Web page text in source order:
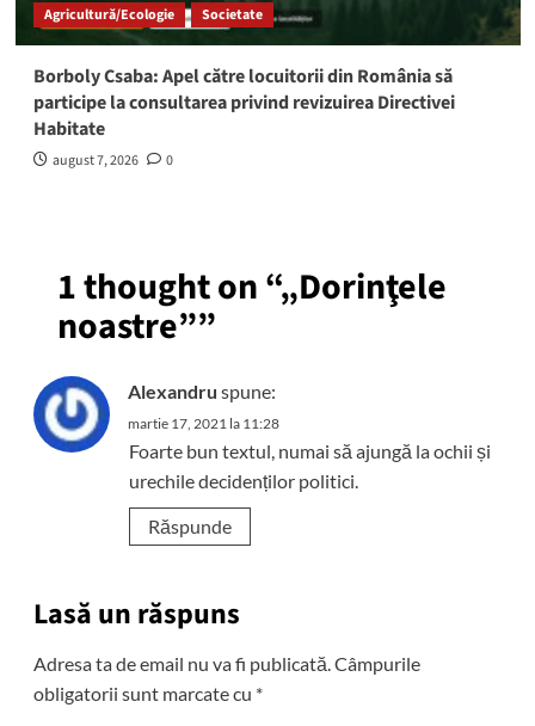
Agricultură/Ecologie Societate
Borboly Csaba: Apel către locuitorii din România să
participe la consultarea privind revizuirea Directivei
Habitate
august 7, 2026 0
1 thought on “„Dorinţele
noastre””
Alexandru spune:
martie 17, 2021 la 11:28
Foarte bun textul, numai să ajungă la ochii și
urechile decidenților politici.
Răspunde
Lasă un răspuns
Adresa ta de email nu va fi publicată.Câmpurile
obligatorii sunt marcate cu *